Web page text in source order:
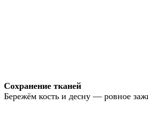
Сохранение тканей
Бережём кость и десну — ровное